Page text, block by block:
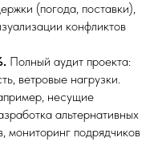
(погода, поставки),
конфликтов
Полный аудит проекта:
ветровые нагрузки.
несущие
альтернативных
мониторинг подрядчиков